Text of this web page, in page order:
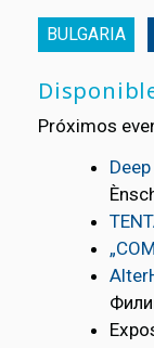
BULGARIA
Próximos